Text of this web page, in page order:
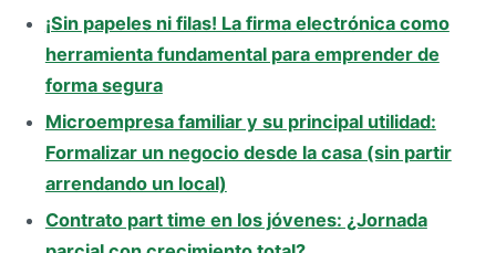
¡Sin papeles ni filas! La firma electrónica como
herramienta fundamental para emprender de
forma segura
Microempresa familiar y su principal utilidad:
Formalizar un negocio desde la casa (sin partir
arrendando un local)
Contrato part time en los jóvenes: ¿Jornada